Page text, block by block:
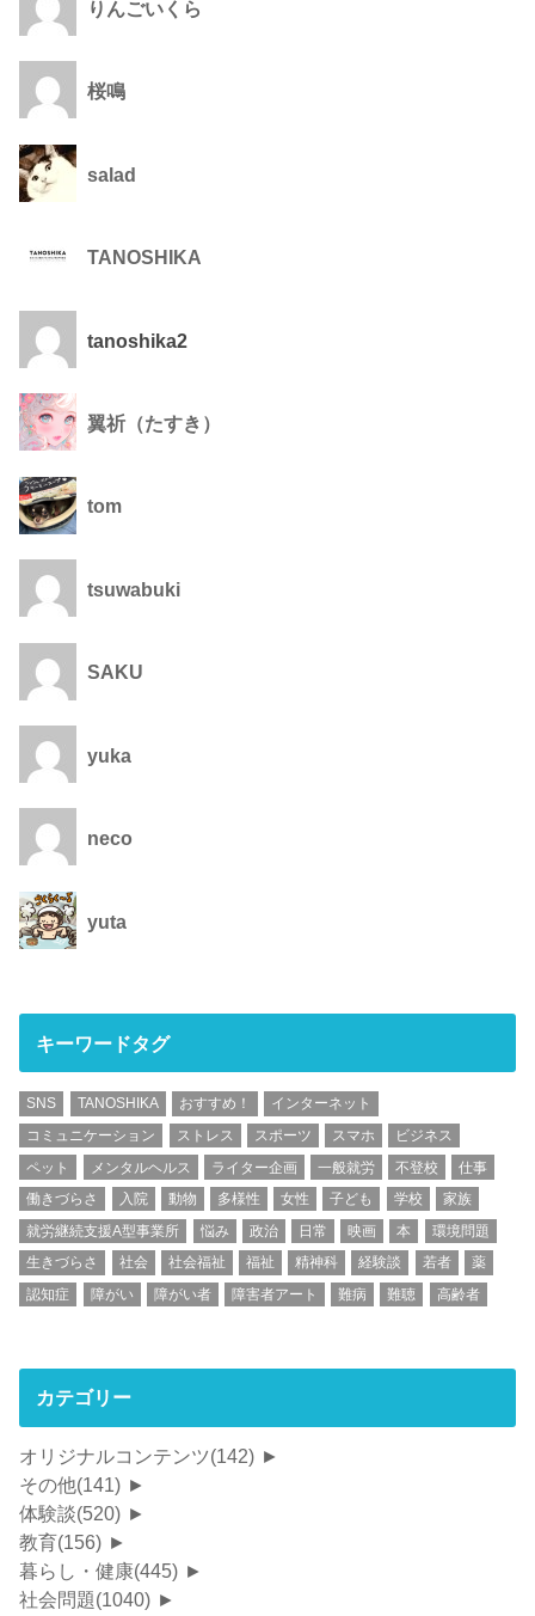
りんごいくら
桜鳴
salad
TANOSHIKA
tanoshika2
翼祈（たすき）
tom
tsuwabuki
SAKU
yuka
neco
yuta
キーワードタグ
SNS TANOSHIKA おすすめ！
インターネット
コミュニケーション
ストレス スポーツ スマホ
ビジネス
ペット
メンタルヘルス ライター企画 一般就労 不登校
仕事
働きづらさ
入院 動物 多様性 女性 子ども 学校
家族
就労継続支援A型事業所
悩み 政治 日常 映画 本
環境問題
生きづらさ
社会 社会福祉 福祉 精神科 経験談 若者
薬
認知症
障がい 障がい者 障害者アート 難病 難聴 高齢者
カテゴリー
オリジナルコンテンツ(142) ►
その他(141) ►
体験談(520) ►
教育(156) ►
暮らし・健康(445) ►
社会問題(1040) ►